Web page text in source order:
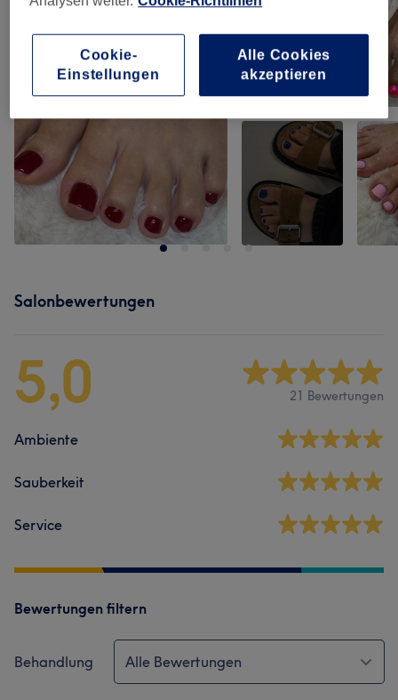
Salonbewertungen
5,0 21 Bewertungen
Ambiente
Sauberkeit
Service
Bewertungen filtern
Behandlung Alle Bewertungen
Cookie-
Einstellungen
Alle Cookies
akzeptieren